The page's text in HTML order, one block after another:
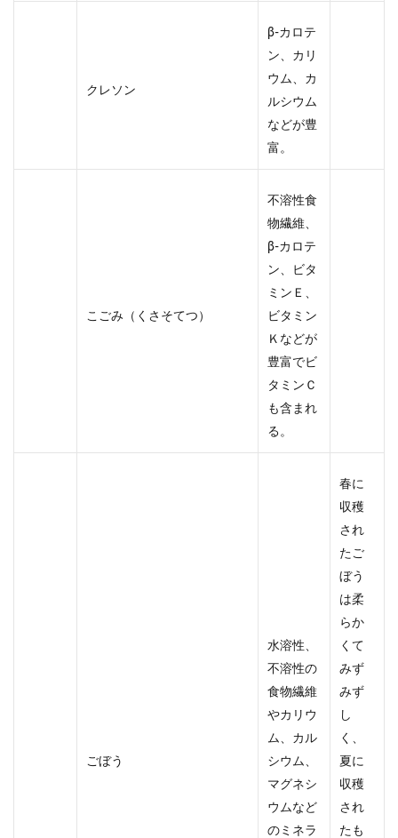
クレソン
β-カロテ
ン、カリ
ウム、カ
ルシウム
などが豊
富。
こごみ（くさそてつ）
不溶性食
物繊維、
β-カロテ
ン、ビタ
ミンＥ、
ビタミン
Ｋなどが
豊富でビ
タミンＣ
も含まれ
る。
ごぼう
水溶性、
不溶性の
食物繊維
やカリウ
ム、カル
シウム、
マグネシ
ウムなど
のミネラ
春に
収穫
され
たご
ぼう
は柔
らか
くて
みず
みず
し
く、
夏に
収穫
され
たも